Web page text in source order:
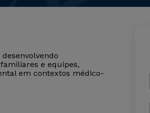
e equipes,
em contextos médico-